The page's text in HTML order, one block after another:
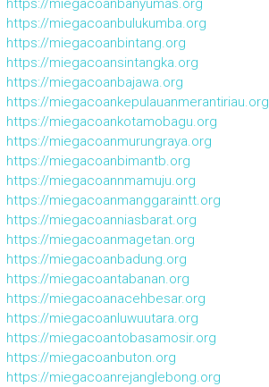
https://miegacoanbanyumas.org
https://miegacoanbulukumba.org
https://miegacoanbintang.org
https://miegacoansintangka.org
https://miegacoanbajawa.org
https://miegacoankepulauanmerantiriau.org
https://miegacoankotamobagu.org
https://miegacoanmurungraya.org
https://miegacoanbimantb.org
https://miegacoannmamuju.org
https://miegacoanmanggaraintt.org
https://miegacoanniasbarat.org
https://miegacoanmagetan.org
https://miegacoanbadung.org
https://miegacoantabanan.org
https://miegacoanacehbesar.org
https://miegacoanluwuutara.org
https://miegacoantobasamosir.org
https://miegacoanbuton.org
https://miegacoanrejanglebong.org